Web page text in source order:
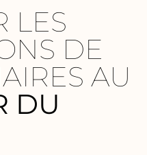
LES
DE
AU
DU